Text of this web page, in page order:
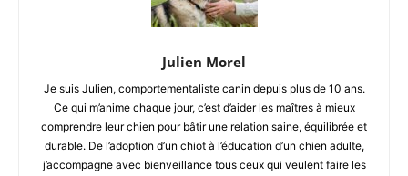
Julien Morel
Je suis Julien, comportementaliste canin depuis plus de 10 ans.
Ce qui m’anime chaque jour, c’est d’aider les maîtres à mieux
comprendre leur chien pour bâtir une relation saine, équilibrée et
durable. De l’adoption d’un chiot à l’éducation d’un chien adulte,
j’accompagne avec bienveillance tous ceux qui veulent faire les